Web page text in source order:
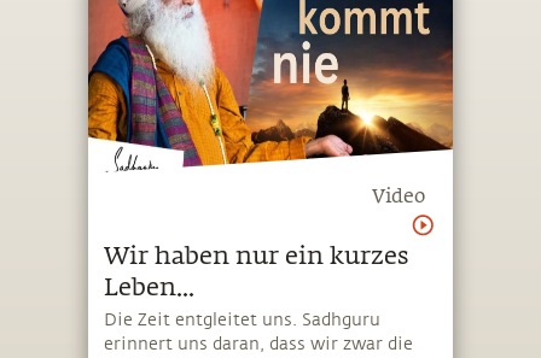
Video
Wir haben nur ein kurzes
Leben...
Die Zeit entgleitet uns. Sadhguru
erinnert uns daran, dass wir zwar die